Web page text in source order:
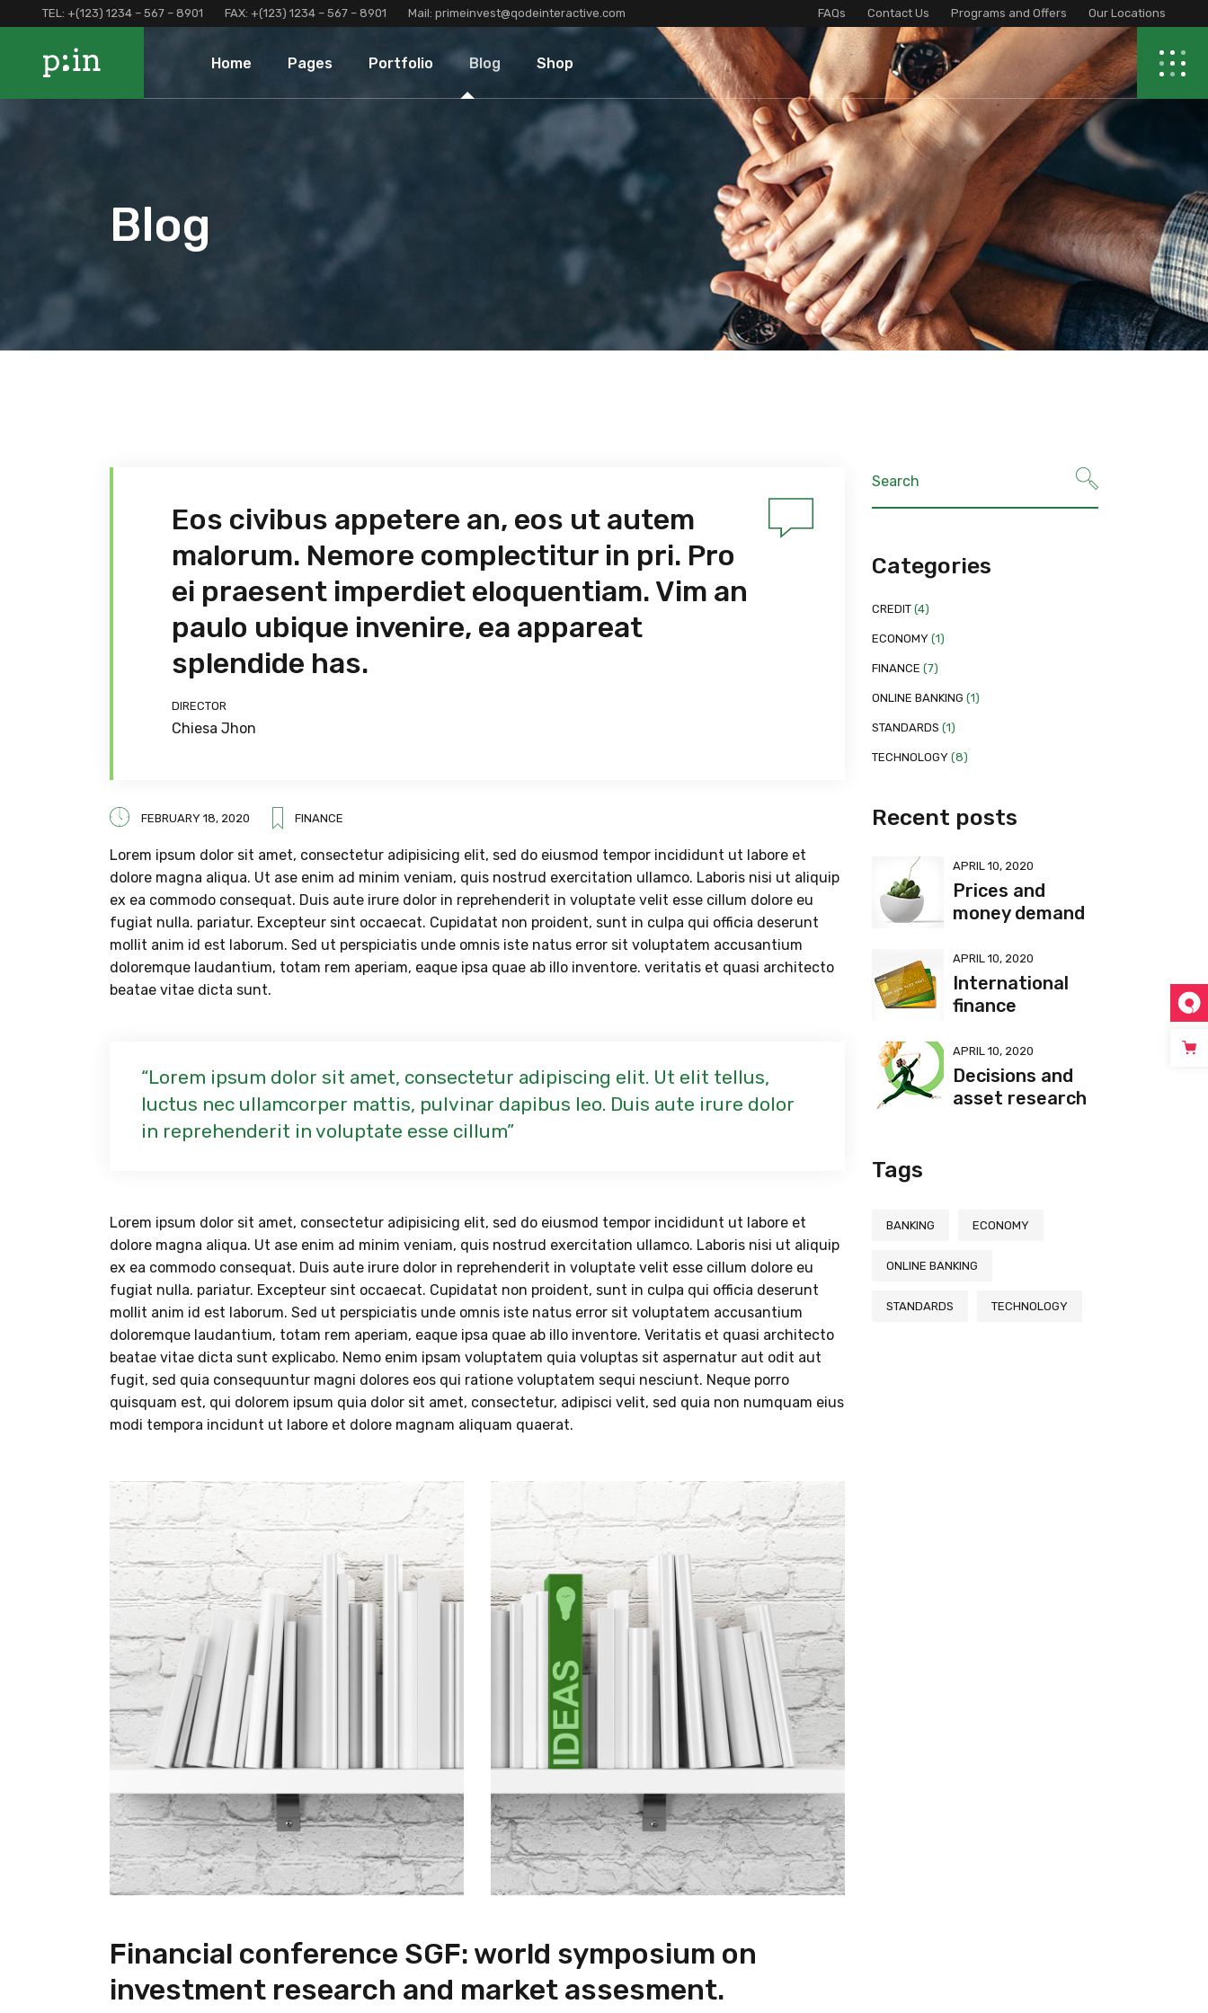
TEL: +(123) 1234 – 567 – 8901 FAX: +(123) 1234 – 567 – 8901 Mail: primeinvest@qodeinteractive.com FAQs Contact Us Programs and Offers Our Locations
Home
Interactive Home
Pages
Programs And Offers
Clients and Partners
Portfolio
Portfolio Single
Blog
Blog Left Sidebar
Shop
Product Single
Shop Layouts
Finance Home
Investment Home
Landing
Our Services
Loan Page
Contact Us
Terms and Conditions
Portfolio Layouts
Portfolio Single
Blog Left Sidebar
Blog No Sidebar
Product List
Product Single
Shop Layouts
Blog
Eos civibus appetere an, eos ut autem
malorum. Nemore complectitur in pri. Pro
ei praesent imperdiet eloquentiam. Vim an
paulo ubique invenire, ea appareat
splendide has.
DIRECTOR
Chiesa Jhon
FEBRUARY 18, 2020 FINANCE
Lorem ipsum dolor sit amet, consectetur adipisicing elit, sed do eiusmod tempor incididunt ut labore et
dolore magna aliqua. Ut ase enim ad minim veniam, quis nostrud exercitation ullamco. Laboris nisi ut aliquip
ex ea commodo consequat. Duis aute irure dolor in reprehenderit in voluptate velit esse cillum dolore eu
fugiat nulla. pariatur. Excepteur sint occaecat. Cupidatat non proident, sunt in culpa qui officia deserunt
mollit anim id est laborum. Sed ut perspiciatis unde omnis iste natus error sit voluptatem accusantium
doloremque laudantium, totam rem aperiam, eaque ipsa quae ab illo inventore. veritatis et quasi architecto
beatae vitae dicta sunt.
Lorem ipsum dolor sit amet, consectetur adipiscing elit. Ut elit tellus,
luctus nec ullamcorper mattis, pulvinar dapibus leo. Duis aute irure dolor
in reprehenderit in voluptate esse cillum
Lorem ipsum dolor sit amet, consectetur adipisicing elit, sed do eiusmod tempor incididunt ut labore et
dolore magna aliqua. Ut ase enim ad minim veniam, quis nostrud exercitation ullamco. Laboris nisi ut aliquip
ex ea commodo consequat. Duis aute irure dolor in reprehenderit in voluptate velit esse cillum dolore eu
fugiat nulla. pariatur. Excepteur sint occaecat. Cupidatat non proident, sunt in culpa qui officia deserunt
mollit anim id est laborum. Sed ut perspiciatis unde omnis iste natus error sit voluptatem accusantium
doloremque laudantium, totam rem aperiam, eaque ipsa quae ab illo inventore. Veritatis et quasi architecto
beatae vitae dicta sunt explicabo. Nemo enim ipsam voluptatem quia voluptas sit aspernatur aut odit aut
fugit, sed quia consequuntur magni dolores eos qui ratione voluptatem sequi nesciunt. Neque porro
quisquam est, qui dolorem ipsum quia dolor sit amet, consectetur, adipisci velit, sed quia non numquam eius
modi tempora incidunt ut labore et dolore magnam aliquam quaerat.
Financial conference SGF: world symposium on
investment research and market assesment.
Categories
CREDIT(4)
ECONOMY (1)
FINANCE (7)
ONLINE BANKING (1)
STANDARDS (1)
TECHNOLOGY (8)
Recent posts
APRIL 10, 2020
Prices and
money demand
APRIL 10, 2020
International
finance
APRIL 10, 2020
Decisions and
asset research
Tags
BANKING ECONOMY
ONLINE BANKING
STANDARDS TECHNOLOGY